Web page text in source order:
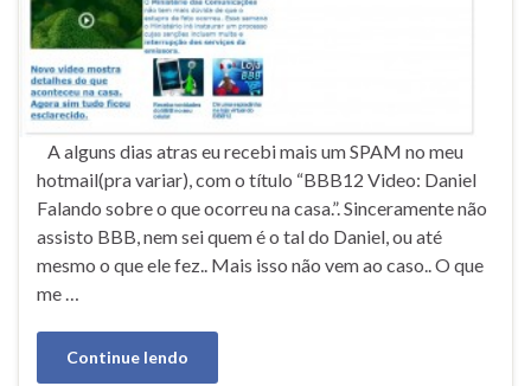
A alguns dias atras eu recebi mais um SPAM no meu
hotmail(pra variar), com o título “BBB12 Video: Daniel
Falando sobre o que ocorreu na casa.”. Sinceramente não
assisto BBB, nem sei quem é o tal do Daniel, ou até
mesmo o que ele fez.. Mais isso não vem ao caso.. O que
me …
Continue lendo